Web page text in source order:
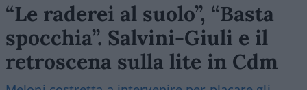
“Le raderei al suolo”, “Basta
spocchia”. Salvini-Giuli e il
retroscena sulla lite in Cdm